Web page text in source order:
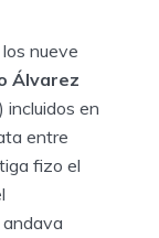
nueve
Álvarez
en
entre
fizo el